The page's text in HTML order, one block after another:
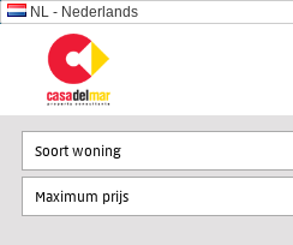
NL - Nederlands
Soort woning